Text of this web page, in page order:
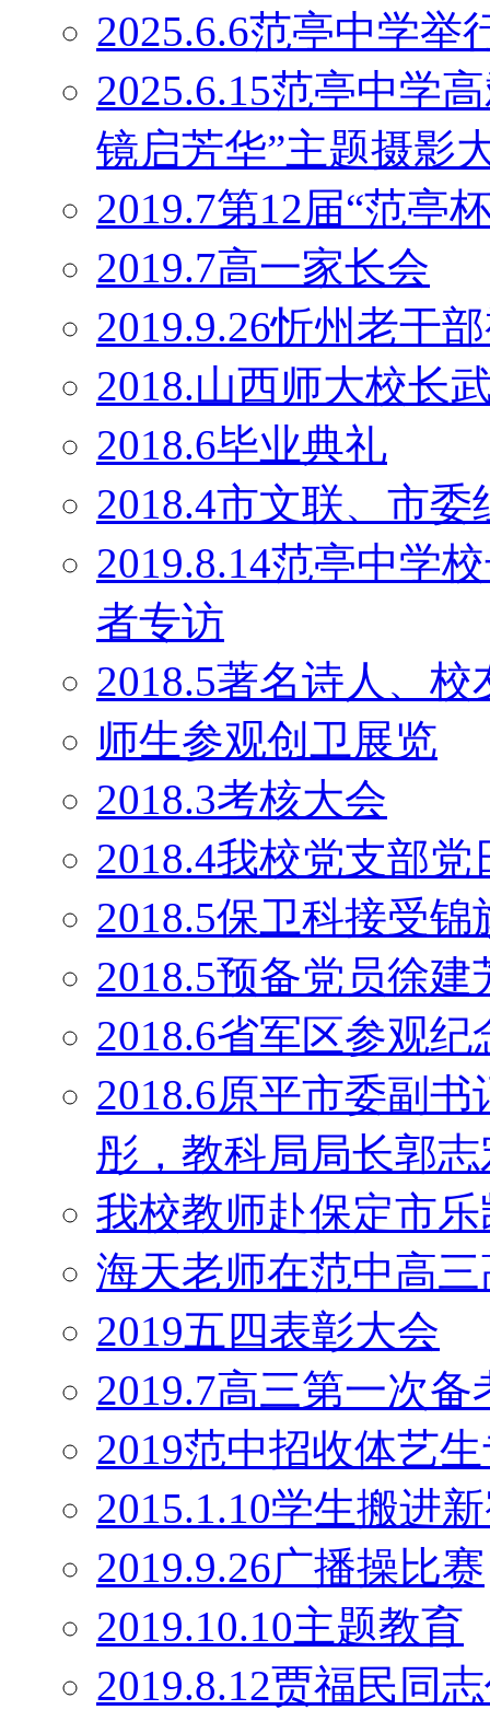
2025.6.6范亭中学举
2025.6.15范亭中学
镜启芳华”主题摄影
2019.7第12届“范亭
2019.7高一家长会
2019.9.26忻州老干
2018.山西师大校长
2018.6毕业典礼
2018.4市文联、市
2019.8.14范亭中学
者专访
2018.5著名诗人、
师生参观创卫展览
2018.3考核大会
2018.4我校党支部党
2018.5保卫科接受锦
2018.5预备党员徐
2018.6省军区参观纪
2018.6原平市委副
彤，教科局局长郭
我校教师赴保定市
海天老师在范中高
2019五四表彰大会
2019.7高三第一次备
2019范中招收体艺
2015.1.10学生搬进
2019.9.26广播操比赛
2019.10.10主题教育
2019.8.12贾福民同